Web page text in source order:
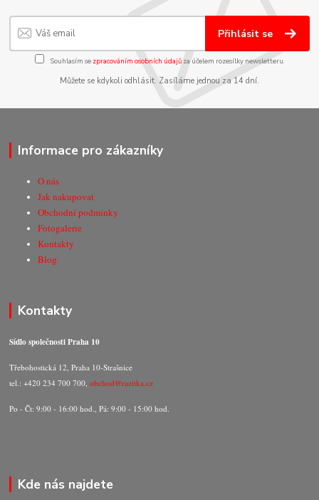
Přihlásit se
Souhlasím se zpracováním osobních údajůza účelem rozesílky newsletteru.
Můžete se kdykoli odhlásit. Zasíláme jednou za 14 dní.
Informace pro zákazníky
O nás
Jak nakupovat
Obchodní podmínky
Fotogalerie
Kontakty
Blog
Kontakty
Sídlo společnosti Praha 10
Třebohostická 12, Praha 10-Strašnice
tel.: +420 234 700 700,obchod@razitka.cz
Po - Čt: 9:00 - 16:00 hod., Pá: 9:00 - 15:00 hod.
Kde nás najdete